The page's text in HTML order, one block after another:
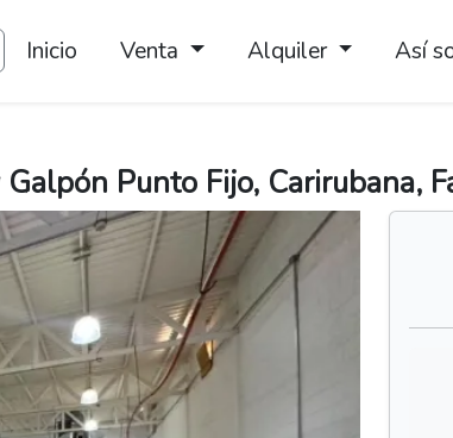
Inicio Venta Alquiler Así
Punto Fijo, Carirubana,